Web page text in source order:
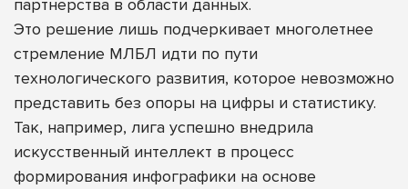
партнерства в области данных.
Это решение лишь подчеркивает многолетнее
стремление МЛБЛ идти по пути
технологического развития, которое невозможно
представить без опоры на цифры и статистику.
Так, например, лига успешно внедрила
искусственный интеллект в процесс
формирования инфографики на основе